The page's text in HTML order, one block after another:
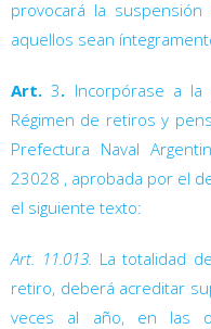
provocará la
aquellos sean
Art.3. Incorpórase a
Régimen de retiros y
Prefectura Naval
23028 , aprobada por el
el siguiente texto:
Art. 11.013. La totalidad
retiro, deberá acreditar
veces al año, en las